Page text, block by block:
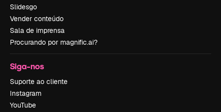
Slidesgo
Vender conteúdo
Sala de imprensa
Procurando por magnific.ai?
Siga-nos
Suporte ao cliente
Instagram
YouTube